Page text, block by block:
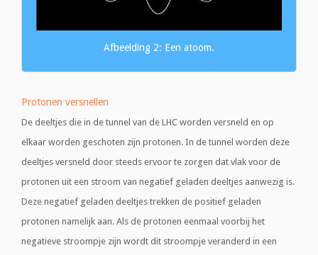
Afbeelding 2: Een atoom.
Protonen versnellen
De deeltjes die in de tunnel van de LHC worden versneld en op
elkaar worden geschoten zijn protonen. In de tunnel worden deze
deeltjes versneld door steeds ervoor te zorgen dat vlak voor de
protonen uit een stroom van negatief geladen deeltjes aanwezig is.
Deze negatief geladen deeltjes trekken de positief geladen
protonen namelijk aan. Als de protonen eenmaal voorbij het
negatieve stroompje zijn wordt dit stroompje veranderd in een